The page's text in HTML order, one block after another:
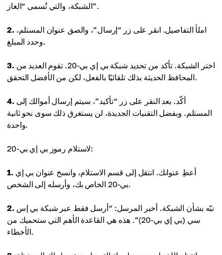
الشبكة، والتي تُسمى “الغاز”.
2.
وحدد المبلغ.
3.
المحافظ الحديثة بذلك تلقائيًا بالفعل، لكن من الأفضل التحقق.
4.
المستلم. وبفضل التقنيات الجديدة، لن يستغرق ذلك سوى نحو ثانية
واحدة.
لاستلام رموز بي إي بي-20:
1.
بي-20 الخاص بك، وأرسله إلى الشخص.
2.
سي (بي إي بي-20)”. هذه هي القاعدة الأهم التي ستحميك من
الأخطاء.